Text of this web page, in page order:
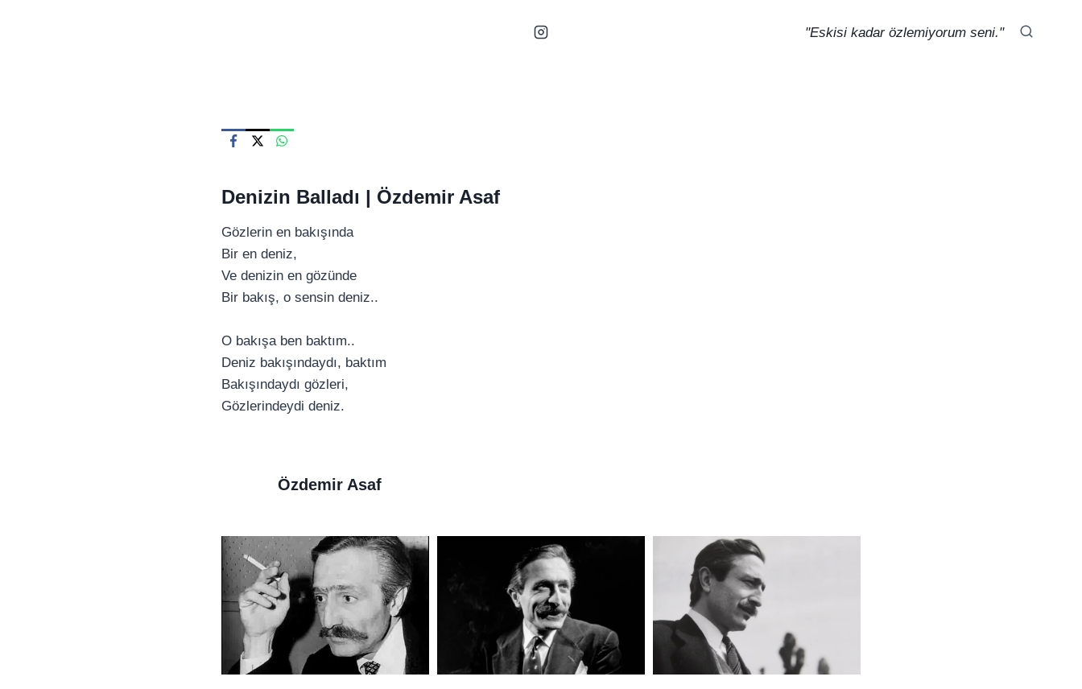
"Eskisi kadar özlemiyorum seni."
Denizin Balladı | Özdemir Asaf
Gözlerin en bakışında
Bir en deniz,
Ve denizin en gözünde
Bir bakış, o sensin deniz..
O bakışa ben baktım..
Deniz bakışındaydı, baktım
Bakışındaydı gözleri,
Gözlerindeydi deniz.
Özdemir Asaf